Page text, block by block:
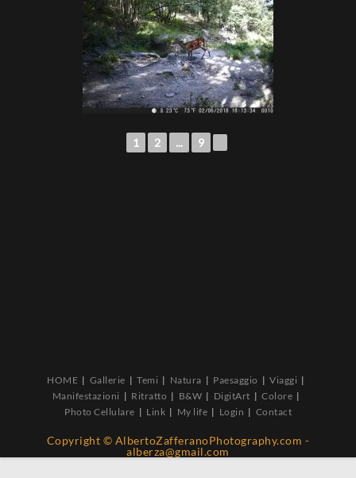
1 2 ... 9
HOME Gallerie Temi Natura Paesaggio
Viaggi
Manifestazioni
Ritratto B&W DigitArt
Colore
Photo Cellulare
Link My life Login Contact
Copyright © AlbertoZafferanoPhotography.com -
alberza@gmail.com